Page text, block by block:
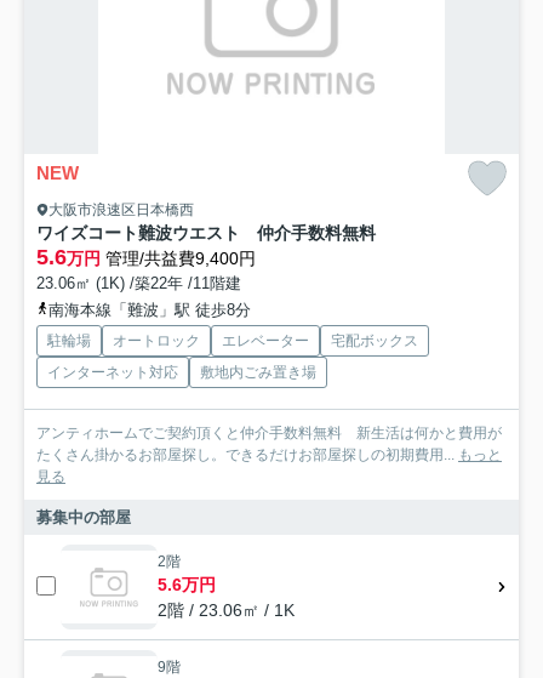
NEW
大阪市浪速区日本橋西
ワイズコート難波ウエスト 仲介手数料無料
5.6万円 管理/共益費9,400円
23.06㎡ (1K) /築22年 /11階建
南海本線「難波」駅 徒歩8分
駐輪場 オートロック エレベーター
宅配ボックス
インターネット対応
敷地内ごみ置き場
アンティホームでご契約頂くと仲介手数料無料 新生活は何かと費用が
たくさん掛かるお部屋探し。できるだけお部屋探しの初期費用...
もっと
見る
募集中の部屋
2階
5.6万円
2階 / 23.06㎡ / 1K
9階